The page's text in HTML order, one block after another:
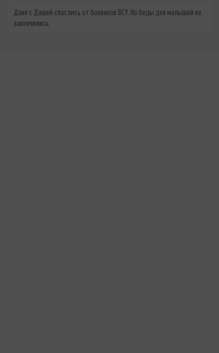
Даня с Дашей спаслись от боевиков ВСУ. Но беды для малышей не
закончились